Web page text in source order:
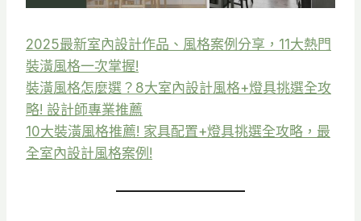
2025最新室內設計作品、風格案例分享，11大熱門
裝潢風格一次掌握!
裝潢風格怎麼選？8大室內設計風格+燈具挑選全攻
略! 設計師專業推薦
10大裝潢風格推薦! 家具配置+燈具挑選全攻略，最
全室內設計風格案例!